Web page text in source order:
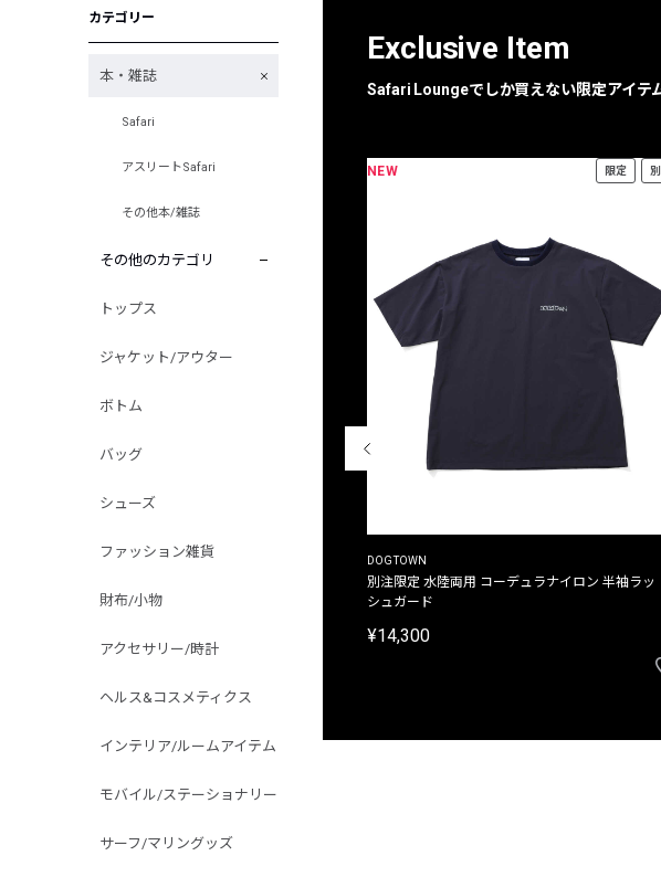
カテゴリー
本・雑誌
Safari
アスリートSafari
その他本/雑誌
その他のカテゴリ
トップス
ジャケット/アウター
ボトム
バッグ
シューズ
ファッション雑貨
財布/小物
アクセサリー/時計
ヘルス&コスメティクス
インテリア/ルームアイテム
モバイル/ステーショナリー
サーフ/マリングッズ
Exclusive Item
Safari Loungeでしか買えない限定アイテ
THE DUFFER OF ST.GEORGE
プリントTシャツ
NEW 限定
DOGTOWN
別注限定 水陸両用 コーデュラナイロン 半袖ラッ
シュガード
¥14,300